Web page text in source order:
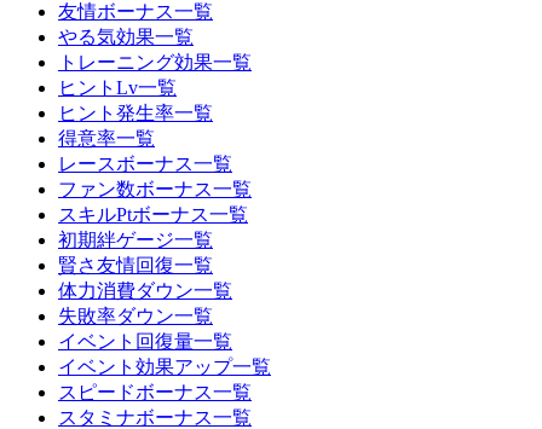
友情ボーナス一覧
やる気効果一覧
トレーニング効果一覧
ヒントLv一覧
ヒント発生率一覧
得意率一覧
レースボーナス一覧
ファン数ボーナス一覧
スキルPtボーナス一覧
初期絆ゲージ一覧
賢さ友情回復一覧
体力消費ダウン一覧
失敗率ダウン一覧
イベント回復量一覧
イベント効果アップ一覧
スピードボーナス一覧
スタミナボーナス一覧